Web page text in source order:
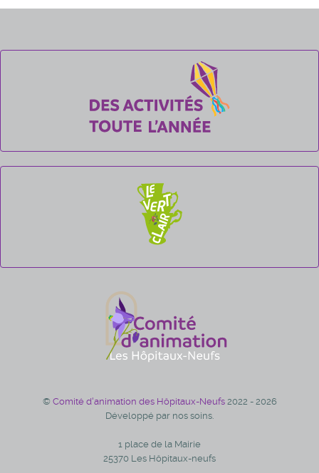
© Comité d'animation des Hôpitaux-Neufs 2022 - 2026
Développé par nos soins.
1 place de la Mairie
25370 Les Hôpitaux-neufs